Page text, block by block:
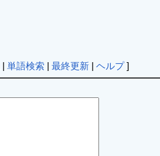
単語検索 最終更新| ヘルプ]